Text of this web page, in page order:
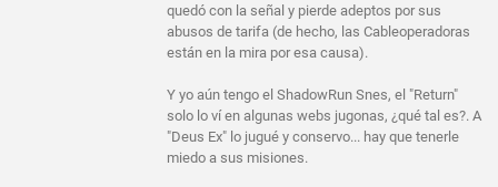
quedó con la señal y pierde adeptos por sus
abusos de tarifa (de hecho, las Cableoperadoras
están en la mira por esa causa).
Y yo aún tengo el ShadowRun Snes, el "Return"
solo lo ví en algunas webs jugonas, ¿qué tal es?. A
"Deus Ex" lo jugué y conservo... hay que tenerle
miedo a sus misiones.